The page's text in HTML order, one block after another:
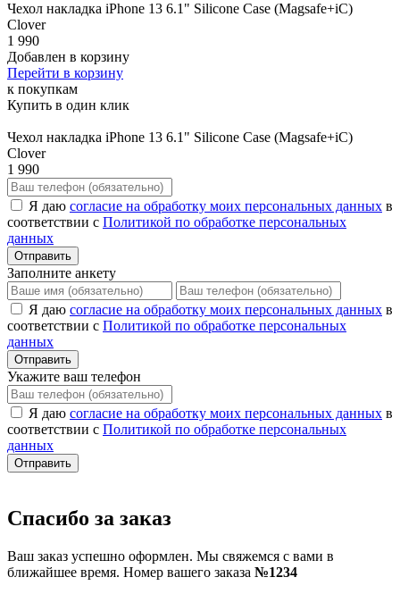
Чехол накладка iPhone 13 6.1" Silicone Case (Magsafe+iC)
Clover
1 990
Добавлен в корзину
Перейти в корзину
к покупкам
Купить в один клик
Чехол накладка iPhone 13 6.1" Silicone Case (Magsafe+iC)
Clover
1 990
Я даю согласие на обработку моих персональных данных в
соответствии с Политикой по обработке персональных
данных
Отправить
Заполните анкету
Я даю согласие на обработку моих персональных данных в
соответствии с Политикой по обработке персональных
данных
Отправить
Укажите ваш телефон
Я даю согласие на обработку моих персональных данных в
соответствии с Политикой по обработке персональных
данных
Отправить
Спасибо за заказ
Ваш заказ успешно оформлен. Мы свяжемся с вами в
ближайшее время. Номер вашего заказа №1234